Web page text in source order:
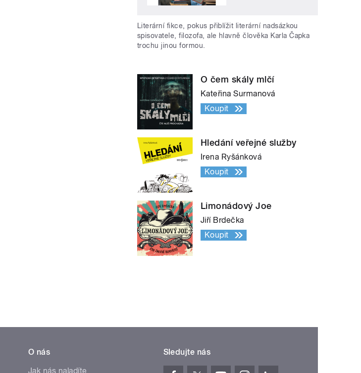
Literární fikce, pokus přiblížit literární nadsázkou
spisovatele, filozofa, ale hlavně člověka Karla Čapka
trochu jinou formou.
O čem skály mlčí
Kateřina Surmanová
Koupit
Hledání veřejné služby
Irena Ryšánková
Koupit
Limonádový Joe
Jiří Brdečka
Koupit
O nás
Jak nás naladíte
Sledujte nás